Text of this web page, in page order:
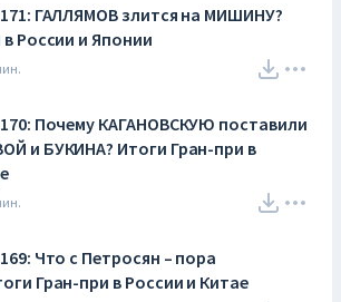
ГАЛЛЯМОВ злится на МИШИНУ?
России и Японии
Почему КАГАНОВСКУЮ поставили
и БУКИНА? Итоги Гран-при в
Что с Петросян – пора
Гран-при в России и Китае